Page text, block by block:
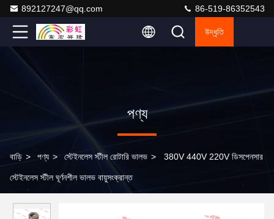
892127247@qq.com 86-519-86352543
উদ্ধৃতি
পণ্য
বাড়ি > পণ্য > স্টেইনলেস স্টীল রোটারি ভালভ > 380V 440V 220V ডিসপেনসার
স্টেইনলেস স্টীল ঘূর্ণনশীল ভালভ বায়ুসংক্রান্ত